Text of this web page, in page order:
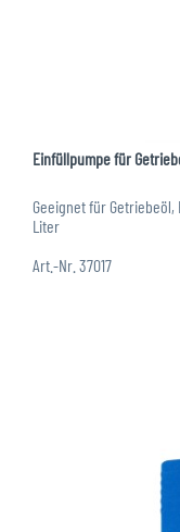
Einfüllpumpe für
Geeignet für
Liter
Art.-Nr. 37017